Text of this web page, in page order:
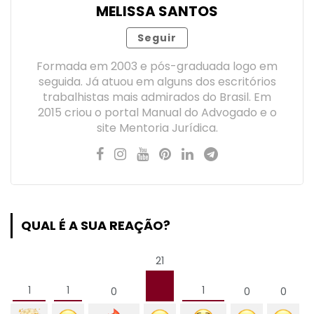
MELISSA SANTOS
Seguir
Formada em 2003 e pós-graduada logo em
seguida. Já atuou em alguns dos escritórios
trabalhistas mais admirados do Brasil. Em
2015 criou o portal Manual do Advogado e o
site Mentoria Jurídica.
QUAL É A SUA REAÇÃO?
1 1 0
21
1 0 0